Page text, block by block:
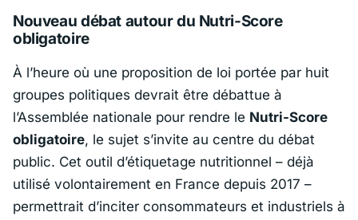
Nouveau débat autour du Nutri-Score
obligatoire
À l’heure où une proposition de loi portée par huit
groupes politiques devrait être débattue à
l’Assemblée nationale pour rendre le Nutri-Score
obligatoire, le sujet s’invite au centre du débat
public. Cet outil d’étiquetage nutritionnel – déjà
utilisé volontairement en France depuis 2017 –
permettrait d’inciter consommateurs et industriels à